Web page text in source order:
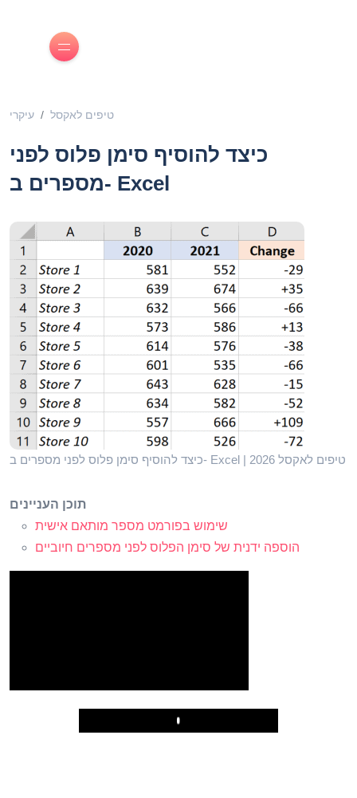
עיקרי טיפים לאקסל
כיצד להוסיף סימן פלוס לפני
מספרים ב- Excel
כיצד להוסיף סימן פלוס לפני מספרים ב- Excel | טיפים לאקסל 2026
תוכן העניינים
שימוש בפורמט מספר מותאם אישית
הוספה ידנית של סימן הפלוס לפני מספרים חיוביים
Play